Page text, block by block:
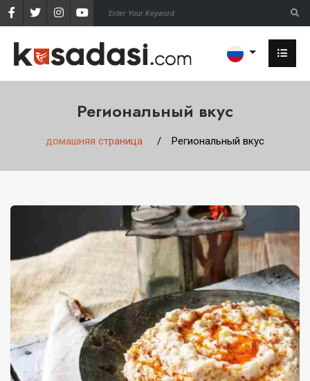
Региональный вкус
домашняя страница Региональный вкус